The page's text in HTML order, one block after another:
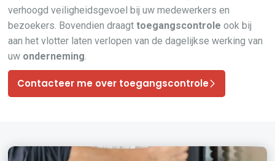
verhoogd veiligheidsgevoel bij uw medewerkers en
bezoekers. Bovendien draagttoegangscontrole ook bij
aan het vlotter laten verlopen van de dagelijkse werking van
uw onderneming.
Contacteer me over toegangscontrole